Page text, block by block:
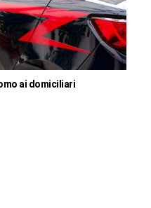
ai domiciliari